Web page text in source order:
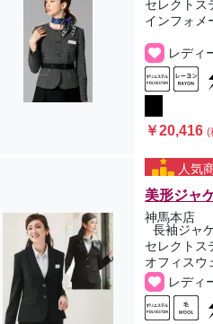
セレクト
インフォメ
レディ
￥20,416(
人気
美形ジャ
神馬本店
長袖ジャ
セレクト
オフィスウ
レディ